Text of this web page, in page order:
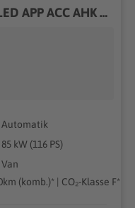
VW Caddy Maxi 1.5 TSI DSG LED APP ACC AHK SHZ KLI
Automatik
85 kW (116 PS)
Van
(komb.)* | CO₂-Klasse F*